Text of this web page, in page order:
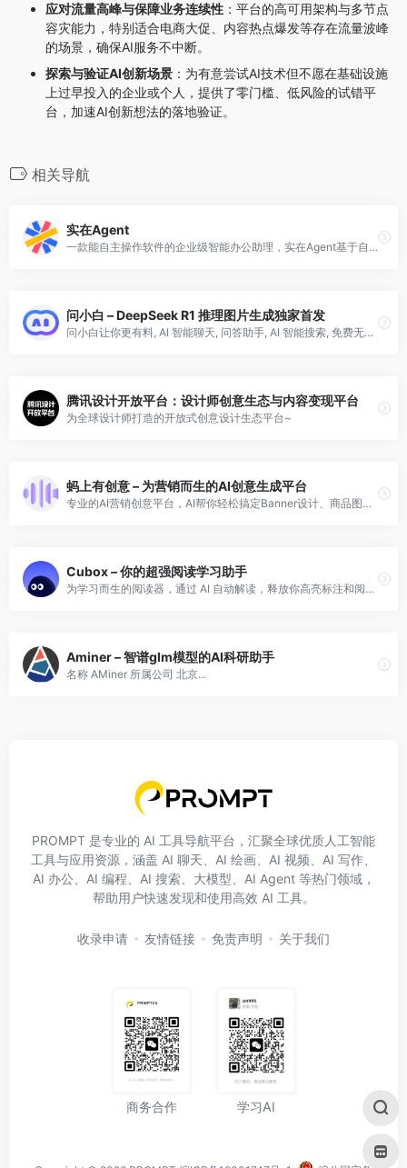
应对流量高峰与保障业务连续性 ：平台的高可用架构与多节点
容灾能力，特别适合电商大促、内容热点爆发等存在流量波峰
的场景，确保AI服务不中断。
探索与验证AI创新场景 ：为有意尝试AI技术但不愿在基础设施
上过早投入的企业或个人，提供了零门槛、低风险的试错平
台，加速AI创新想法的落地验证。
相关导航
实在Agent
一款能自主操作软件的企业级智能办公助理，实在Agent基于自研TARS大模型与ISSUT屏幕语义理解技术，赋能企业AI落地与组织重塑。原生支持操作本地任何软件，还能模拟人工，零代码自动化操作各类PC及手机软件，实现跨平台跨系统数据同步，并全面支持国产信创操作系统。 已服务制造、跨境、能源、运营商等全行业数千家客户，用Agent+RPA重构新质生产力。
问小白 – DeepSeek R1 推理图片生成独家首发
问小白让你更有料, AI 智能聊天, 问答助手, AI 智能搜索, 免费无限量使用 DeepSeek R1 模型，支持联网搜索。
腾讯设计开放平台：设计师创意生态与内容变现平台
为全球设计师打造的开放式创意设计生态平台~
蚂上有创意 – 为营销而生的AI创意生成平台
专业的AI营销创意平台，AI帮你轻松搞定Banner设计、商品图优化、海报设计，素材图优化。更有AI创意诊断助手，基于大数据帮你分析高点击率营销素材的秘密，助力商家营销获得高回报。内置海量免费商用素材/模板，一站搞定设计。AIGC功能也超简单，自由对话模式，聊聊天就把创意图做好了！
Cubox – 你的超强阅读学习助手
为学习而生的阅读器，通过 AI 自动解读，释放你高亮标注和阅读笔记的真正潜力
Aminer – 智谱glm模型的AI科研助手
名称 AMiner 所属公司 北京...
PROMPT 是专业的 AI 工具导航平台，汇聚全球优质人工智能
工具与应用资源，涵盖 AI 聊天、AI 绘画、AI 视频、AI 写作、
AI 办公、AI 编程、AI 搜索、大模型、AI Agent 等热门领域，
帮助用户快速发现和使用高效 AI 工具。
收录申请 友情链接 免责声明 关于我们
商务合作 学习AI